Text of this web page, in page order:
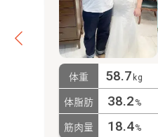
体重 58.7 kg
体脂肪 38.2 %
筋肉量 18.4%